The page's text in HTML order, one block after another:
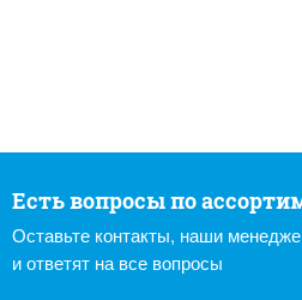
Есть вопросы по
Оставьте контакты, наши
и ответят на все вопросы